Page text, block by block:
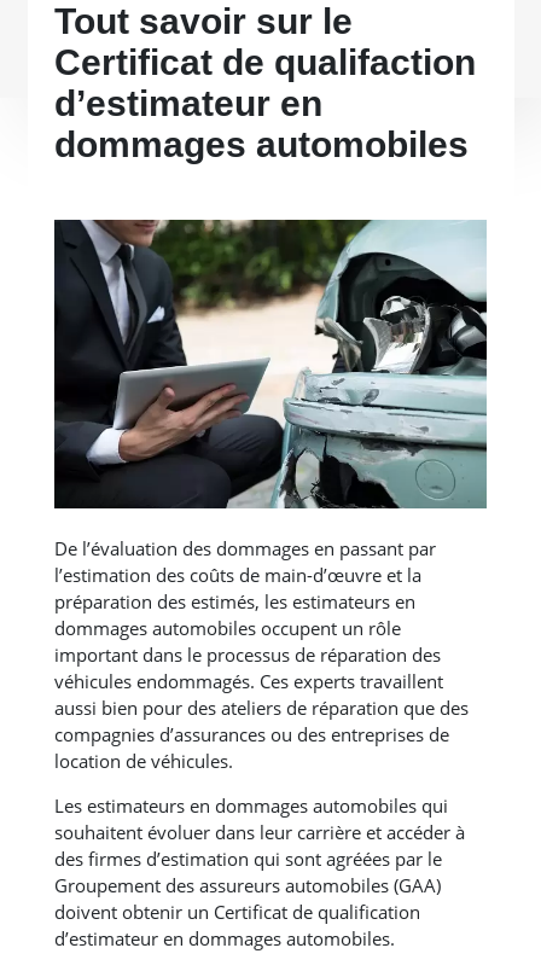
Tout savoir sur le
Certificat de qualifaction
d’estimateur en
dommages automobiles
De l’évaluation des dommages en passant par
l’estimation des coûts de main-d’œuvre et la
préparation des estimés, les estimateurs en
dommages automobiles occupent un rôle
important dans le processus de réparation des
véhicules endommagés. Ces experts travaillent
aussi bien pour des ateliers de réparation que des
compagnies d’assurances ou des entreprises de
location de véhicules.
Les estimateurs en dommages automobiles qui
souhaitent évoluer dans leur carrière et accéder à
des firmes d’estimation qui sont agréées par le
Groupement des assureurs automobiles (GAA)
doivent obtenir un Certificat de qualification
d’estimateur en dommages automobiles.